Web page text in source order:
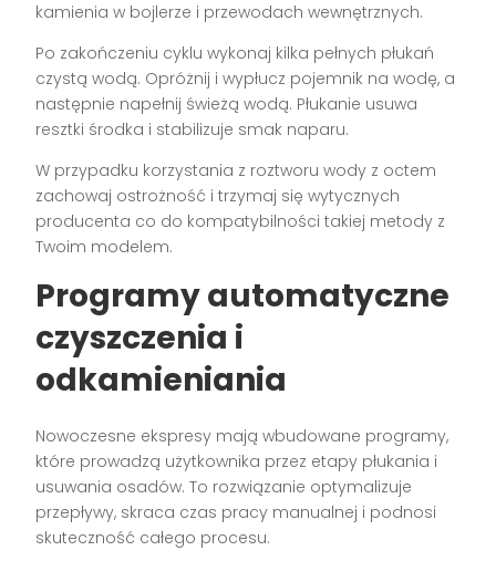
kamienia w bojlerze i przewodach wewnętrznych.
Po zakończeniu cyklu wykonaj kilka pełnych płukań
czystą wodą. Opróżnij i wypłucz pojemnik na wodę, a
następnie napełnij świeżą wodą. Płukanie usuwa
resztki środka i stabilizuje smak naparu.
W przypadku korzystania z roztworu wody z octem
zachowaj ostrożność i trzymaj się wytycznych
producenta co do kompatybilności takiej metody z
Twoim modelem.
Programy automatyczne
czyszczenia i
odkamieniania
Nowoczesne ekspresy mają wbudowane programy,
które prowadzą użytkownika przez etapy płukania i
usuwania osadów. To rozwiązanie optymalizuje
przepływy, skraca czas pracy manualnej i podnosi
skuteczność całego procesu.